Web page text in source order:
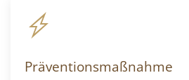
Präventionsmaßnahme